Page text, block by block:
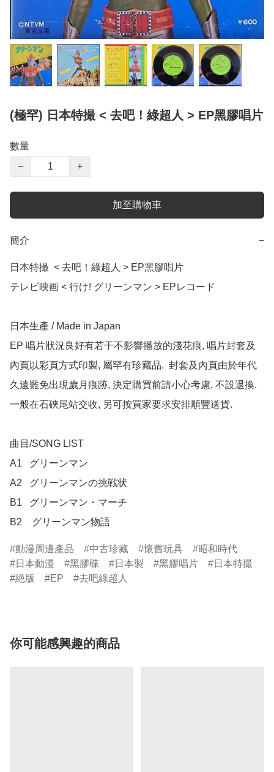
(極罕) 日本特撮 < 去吧！綠超人 > EP黑膠唱片
數量
−
+
加至購物車
簡介 −
日本特撮  < 去吧！綠超人 > EP黑膠唱片
テレビ映画 < 行け! グリーンマン > EPレコード
日本生產 / Made in Japan
EP 唱片狀況良好有若干不影響播放的淺花痕, 唱片封套及
內頁以彩頁方式印製, 屬罕有珍藏品.  封套及內頁由於年代
久遠難免出現歲月痕跡, 決定購買前請小心考慮, 不設退換.
一般在石硤尾站交收, 另可按買家要求安排順豐送貨.
曲目/SONG LIST
A1	グリーンマン
A2	グリーンマンの挑戦状
B1	グリーンマン・マーチ
B2　グリーンマン物語
動漫周邊產品 中古珍藏 懷舊玩具
昭和時代
日本動漫
黑膠碟 日本製 黑膠唱片
日本特撮
絶版
EP 去吧綠超人
你可能感興趣的商品